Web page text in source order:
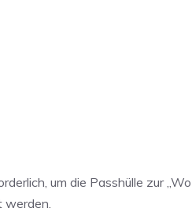
um die Passhülle zur
werden.